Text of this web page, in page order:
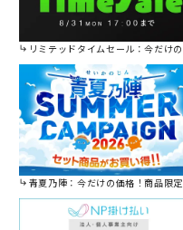
リミテッドタイムセール：今だけの限定セール。
青夏乃陣：今だけの価格！商品限定セール開催中です。